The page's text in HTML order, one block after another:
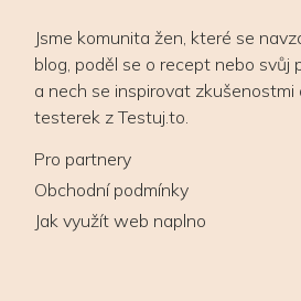
Jsme komunita žen, které se
blog, poděl se o recept nebo svůj
a nech se inspirovat zkušenostmi
testerek z Testuj.to.
Pro partnery
Obchodní podmínky
Jak využít web naplno